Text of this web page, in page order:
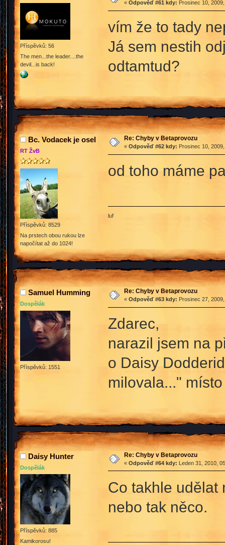
Příspěvků: 56
The men...the leader....the
devil...is back!
« Odpověď #61 kdy: Prosinec 10,
vím že to tady
Já sem nestih
odtamtud?
Bc. Vodacek je osel
RT ŽvB
Příspěvků: 8529
Na prstech obou rukou lze
napočítat až do 1024!
Re: Chyby v Betaprovozu
« Odpověď #62 kdy: Prosinec 10,
od toho máme
luf
Samuel Humming
Dospělák
Příspěvků: 1551
Re: Chyby v Betaprovozu
« Odpověď #63 kdy: Prosinec 27,
Zdarec,
narazil jsem na
o Daisy
milovala..."
Daisy Hunter
Dospělák
Příspěvků: 885
Kamikorosu!
Re: Chyby v Betaprovozu
« Odpověď #64 kdy: Leden 31, 2010,
Co takhle udělat
nebo tak něco.